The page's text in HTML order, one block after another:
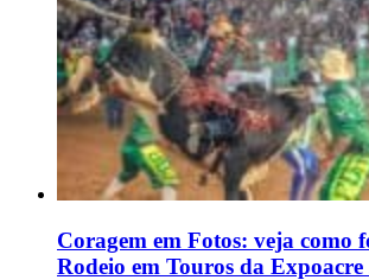
Coragem em Fotos: veja como
Rodeio em Touros da Expoacre